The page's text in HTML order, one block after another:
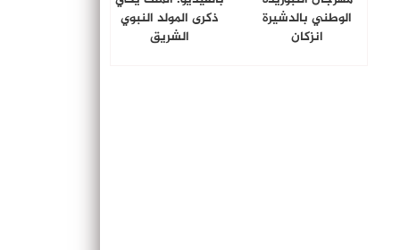
الوطني بالدشيرة
انزكان
ذكرى المولد النبوي
الشريق